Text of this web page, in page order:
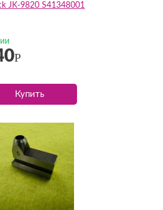
JK-9820 S41348001
Р
Купить